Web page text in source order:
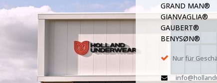
GRAND MAN®
GIANVAGLIA®
GAUBERT®
BENYSØN®
Nur für